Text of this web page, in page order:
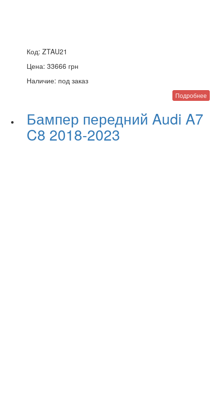
Код: ZTAU21
Цена: 33666 грн
Наличие: под заказ
Подробнее
Бампер передний Audi A7
C8 2018-2023